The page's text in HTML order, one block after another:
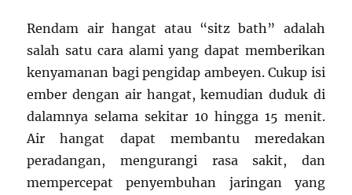
Rendam air hangat atau “sitz bath” adalah
salah satu cara alami yang dapat memberikan
kenyamanan bagi pengidap ambeyen. Cukup isi
ember dengan air hangat, kemudian duduk di
dalamnya selama sekitar 10 hingga 15 menit.
Air hangat dapat membantu meredakan
peradangan, mengurangi rasa sakit, dan
mempercepat penyembuhan jaringan yang